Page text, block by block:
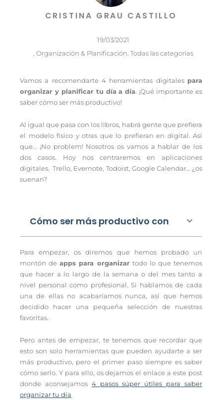
CRISTINA GRAU CASTILLO
19/03/2021
, Organización & Planificación, Todas las categorías
Vamos a recomendarte 4 herramientas digitales para
organizar y planificar tu día a día. ¡Qué importante es
saber cómo ser más productivo!
Al igual que pasa con los libros, habrá gente que prefiera
el modelo físico y otras que lo prefieran en digital. Así
que… ¡No problem! Nosotros os vamos a hablar de los
dos casos. Hoy nos centraremos en aplicaciones
digitales.Trello, Evernote, Todoist, Google Calendar… ¿os
suenan?
Cómo ser más productivo con
Para empezar, os diremos que hemos probado un
montón deapps para organizartodo lo que tenemos
que hacer a lo largo de la semana o del mes tanto a
nivel personal como profesional. Si hablamos de cada
una de ellas no acabaríamos nunca, así que hemos
decidido hacer una pequeña selección de nuestras
favoritas.
Pero antes de empezar, te tenemos que recordar que
esto son solo herramientas que pueden ayudarte a ser
más productivo, pero el primer paso siempre es saber
cómo serlo. Y para ello, os dejamos el enlace a este post
donde aconsejamos 4 pasos súper útiles para saber
organizar tu día.